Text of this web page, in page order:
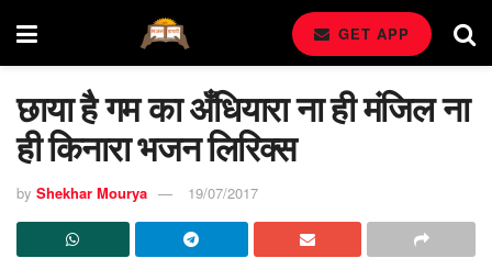
GET APP
छाया है गम का अँधियारा ना ही मंजिल ना
ही किनारा भजन लिरिक्स
by Shekhar Mourya 19/07/2017